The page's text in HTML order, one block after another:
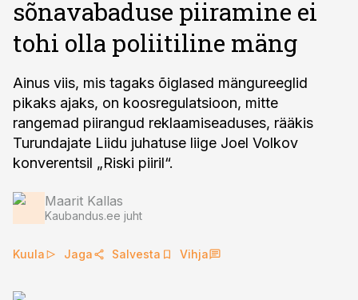
sõnavabaduse piiramine ei
tohi olla poliitiline mäng
Ainus viis, mis tagaks õiglased mängureeglid
pikaks ajaks, on koosregulatsioon, mitte
rangemad piirangud reklaamiseaduses, rääkis
Turundajate Liidu juhatuse liige Joel Volkov
konverentsil „Riski piiril“.
Maarit Kallas
Kaubandus.ee juht
Kuula Jaga Salvesta Vihja